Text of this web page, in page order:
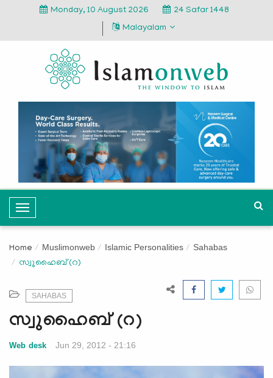
Monday, 10 August 2026
24 Safar 1448
Malayalam
T
o
g
l
a
v
i
a
Home Muslimonweb Islamic Personalities Sahabas
സ്വുഹൈബ് (റ)
SAHABAS
സ്വുഹൈബ് (റ)
Web desk Jun 29, 2012 - 21:16